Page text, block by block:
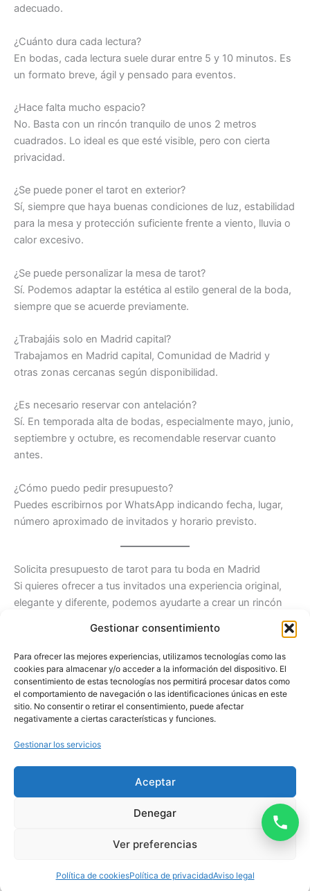
Gestionar consentimiento
Para ofrecer las mejores experiencias, utilizamos tecnologías como las
cookies para almacenar y/o acceder a la información del dispositivo. El
consentimiento de estas tecnologías nos permitirá procesar datos como
el comportamiento de navegación o las identificaciones únicas en este
sitio. No consentir o retirar el consentimiento, puede afectar
negativamente a ciertas características y funciones.
Gestionar los servicios
Aceptar
Denegar
Ver preferencias
Política de cookiesPolítica de privacidadAviso legal
adecuado.
¿Cuánto dura cada lectura?
En bodas, cada lectura suele durar entre 5 y 10 minutos. Es
un formato breve, ágil y pensado para eventos.
¿Hace falta mucho espacio?
No. Basta con un rincón tranquilo de unos 2 metros
cuadrados. Lo ideal es que esté visible, pero con cierta
privacidad.
¿Se puede poner el tarot en exterior?
Sí, siempre que haya buenas condiciones de luz, estabilidad
para la mesa y protección suficiente frente a viento, lluvia o
calor excesivo.
¿Se puede personalizar la mesa de tarot?
Sí. Podemos adaptar la estética al estilo general de la boda,
siempre que se acuerde previamente.
¿Trabajáis solo en Madrid capital?
Trabajamos en Madrid capital, Comunidad de Madrid y
otras zonas cercanas según disponibilidad.
¿Es necesario reservar con antelación?
Sí. En temporada alta de bodas, especialmente mayo, junio,
septiembre y octubre, es recomendable reservar cuanto
antes.
¿Cómo puedo pedir presupuesto?
Puedes escribirnos por WhatsApp indicando fecha, lugar,
número aproximado de invitados y horario previsto.
Solicita presupuesto de tarot para tu boda en Madrid
Si quieres ofrecer a tus invitados una experiencia original,
elegante y diferente, podemos ayudarte a crear un rincón
Cuéntanos la fecha, el lugar y el número aproximado de
invitados, y te diremos qué formato encaja mejor con tu
celebración.Precio del tarot para bodas
Consultal disponibilidad por WhatsApp
Política de privacidad
Política de cookies
Todos los derechos © 2026 Tarot Eventos | Web realizada por